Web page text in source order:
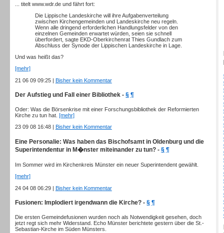
... titelt www.wdr.de und fährt fort:
Die Lippische Landeskirche will ihre Aufgabenverteilung
zwischen Kirchengemeinden und Landeskirche neu regeln.
Wenn alle dringend erforderlichen Handlungsfelder von den
einzelnen Gemeinden erwartet würden, seien sie schnell
überfordert, sagte EKD-Oberkirchenrat Thies Gundlach zum
Abschluss der Synode der Lippischen Landeskirche in Lage.
Und was heißt das?
[mehr]
21 06 09 09:25 | Bisher kein Kommentar
Der Aufstieg und Fall einer Bibliothek - § ¶
Oder: Was die Börsenkrise mit einer Forschungsbibliothek der Reformierten
Kirche zu tun hat. [mehr]
23 09 08 16:48 |
Bisher kein Kommentar
Eine Personalie: Was haben das Bischofsamt in Oldenburg und die
Superintendentur in M�nster miteinander zu tun? - § ¶
Im Sommer wird im Kirchenkreis Münster ein neuer Superintendent gewählt.
[mehr]
24 04 08 06:29 | Bisher kein Kommentar
Fusionen: Implodiert irgendwann die Kirche? - § ¶
Die ersten Gemeindefusionen wurden noch als Notwendigkeit gesehen, doch
jetzt regt sich mehr Widerstand. Echo Münster berichtete gestern über die St.-
Sebastian-Kirche im Süden Münsters.